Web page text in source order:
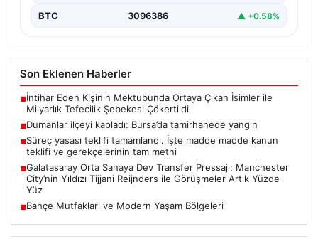
BTC 3096386 ▲ +0.58%
Son Eklenen Haberler
■İntihar Eden Kişinin Mektubunda Ortaya Çıkan İsimler ile
Milyarlık Tefecilik Şebekesi Çökertildi
■Dumanlar ilçeyi kapladı: Bursa’da tamirhanede yangın
■Süreç yasası teklifi tamamlandı. İşte madde madde kanun
teklifi ve gerekçelerinin tam metni
■Galatasaray Orta Sahaya Dev Transfer Pressajı: Manchester
City’nin Yıldızı Tijjani Reijnders ile Görüşmeler Artık Yüzde
Yüz
■Bahçe Mutfakları ve Modern Yaşam Bölgeleri